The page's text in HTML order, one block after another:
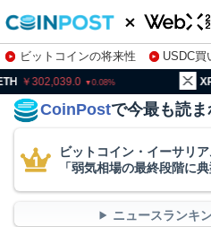
ビットコインの将来性 USDC買
株特集・関連銘柄
0.08
CoinPostで今最も読
ビットコイン・イーサリア
「弱気相場の最終段階に
ニュースランキ